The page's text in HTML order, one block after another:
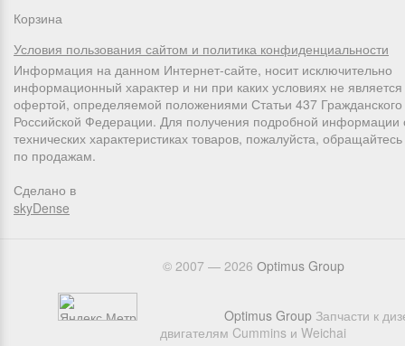
Корзина
Условия пользования сайтом и политика конфиденциальности
Информация на данном Интернет-сайте, носит исключительно
информационный характер и ни при каких условиях не
офертой, определяемой положениями Статьи 437 Гражданского
Российской Федерации. Для получения подробной информации
технических характеристиках товаров, пожалуйста,
по продажам.
Сделано в
skyDense
© 2007 — 2026 Оptimus Group
Optimus Group Запчасти к
двигателям Cummins и Weichai